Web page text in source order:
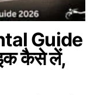
Guide
कैसे लें,